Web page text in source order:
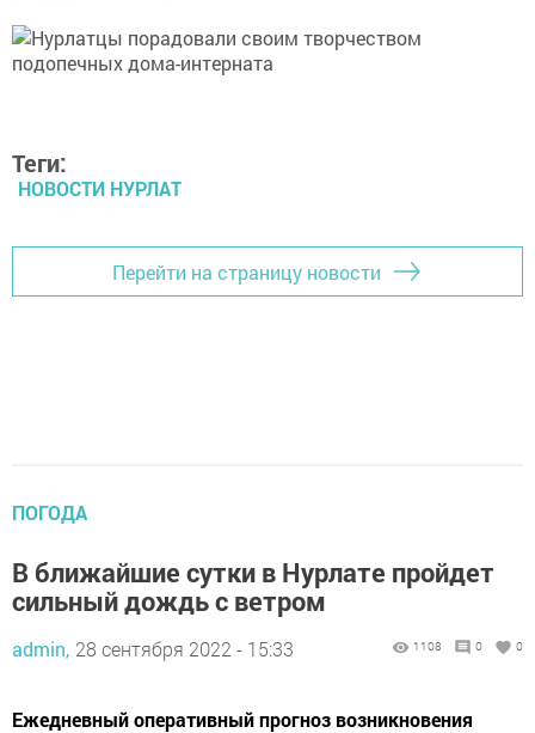
Теги:
НОВОСТИ НУРЛАТ
Перейти на страницу новости
ПОГОДА
В ближайшие сутки в Нурлате пройдет
сильный дождь с ветром
admin, 28 сентября 2022 - 15:33 1108 0 0
Ежедневный оперативный прогноз возникновения